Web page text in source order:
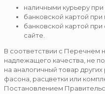
наличными курьеру
банковской картой при
банковской картой
сайте.
В соответствии с Перечнем
надлежащего качества, не
на аналогичный товар
фасона, расцветки или
Постановлением